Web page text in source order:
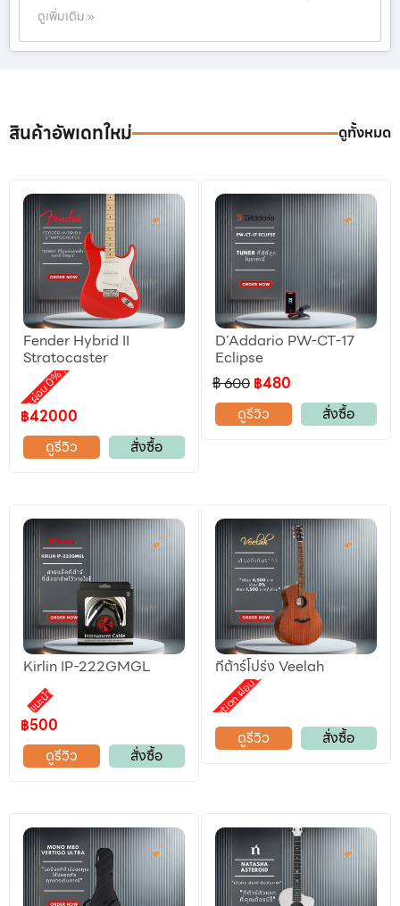
ดูเพิ่มเติม »
สินค้าอัพเดทใหม่ ดูทั้งหมด
Fender Hybrid II
Stratocaster
ผ่อน 0%
,
ลดราคา
฿42000
ดูรีวิว
สั่งซื้อ
D’Addario PW-CT-17
Eclipse
฿ 600 ฿480
ดูรีวิว
สั่งซื้อ
Kirlin IP-222GMGL
แนะนำ
฿500
ดูรีวิว
สั่งซื้อ
กีต้าร์โปร่ง Veelah
Promotion ผ่อน 0%
ดูรีวิว สั่งซื้อ